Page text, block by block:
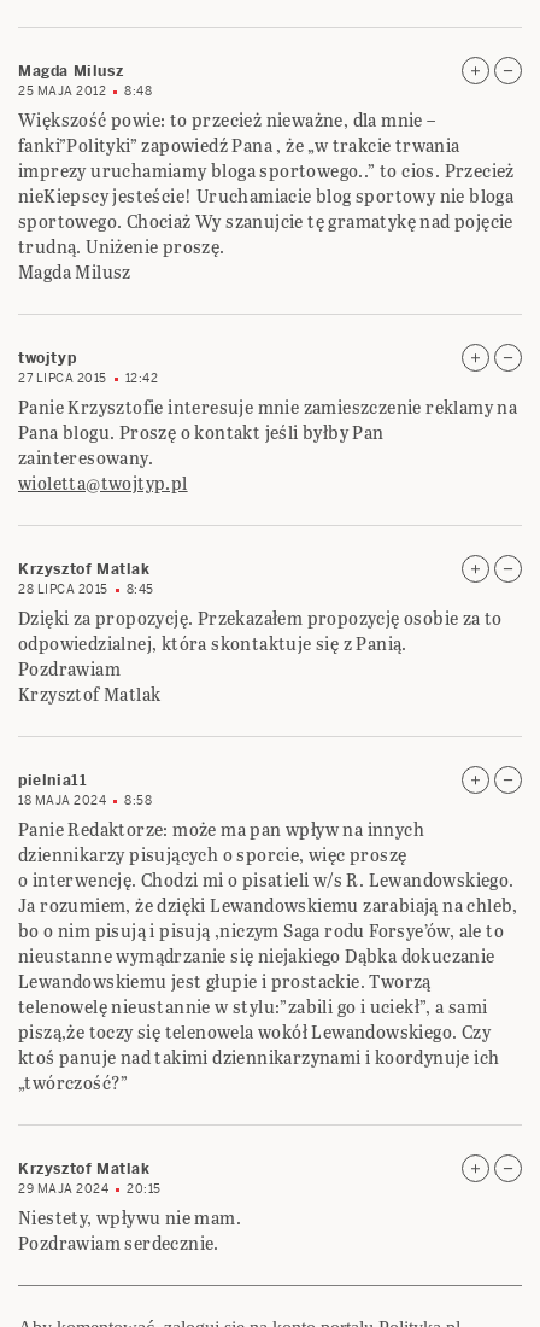
Magda Milusz
25 MAJA 2012 8:48
Większość powie: to przecież nieważne, dla mnie –
fanki”Polityki” zapowiedź Pana , że „w trakcie trwania
imprezy uruchamiamy bloga sportowego..” to cios. Przecież
nieKiepscy jesteście! Uruchamiacie blog sportowy nie bloga
sportowego. Chociaż Wy szanujcie tę gramatykę nad pojęcie
trudną. Uniżenie proszę.
Magda Milusz
twojtyp
27 LIPCA 2015 12:42
Panie Krzysztofie interesuje mnie zamieszczenie reklamy na
Pana blogu. Proszę o kontakt jeśli byłby Pan
zainteresowany.
wioletta@twojtyp.pl
Krzysztof Matlak
28 LIPCA 2015 8:45
Dzięki za propozycję. Przekazałem propozycję osobie za to
odpowiedzialnej, która skontaktuje się z Panią.
Pozdrawiam
Krzysztof Matlak
pielnia11
18 MAJA 2024 8:58
Panie Redaktorze: może ma pan wpływ na innych
dziennikarzy pisujących o sporcie, więc proszę
o interwencję. Chodzi mi o pisatieli w/s R. Lewandowskiego.
Ja rozumiem, że dzięki Lewandowskiemu zarabiają na chleb,
bo o nim pisują i pisują ,niczym Saga rodu Forsye’ów, ale to
nieustanne wymądrzanie się niejakiego Dąbka dokuczanie
Lewandowskiemu jest głupie i prostackie. Tworzą
telenowelę nieustannie w stylu:”zabili go i uciekł”, a sami
piszą,że toczy się telenowela wokół Lewandowskiego. Czy
ktoś panuje nad takimi dziennikarzynami i koordynuje ich
„twórczość?”
Krzysztof Matlak
29 MAJA 2024 20:15
Niestety, wpływu nie mam.
Pozdrawiam serdecznie.